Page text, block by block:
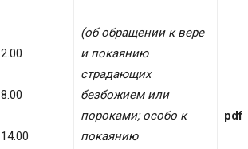
2.00
8.00
14.00
(об обращении к вере
и покаянию
страдающих
безбожием или
пороками; особо к
покаянию
pdf